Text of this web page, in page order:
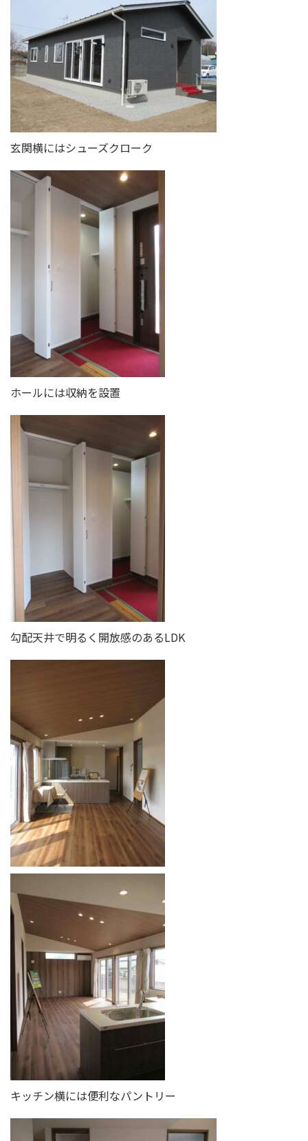
玄関横にはシューズクローク
ホールには収納を設置
勾配天井で明るく開放感のあるLDK
キッチン横には便利なパントリー